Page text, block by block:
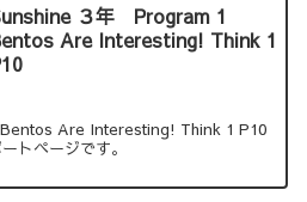
３年 Program 1
Are Interesting! Think 1
Are Interesting! Think 1 P10
トページです。